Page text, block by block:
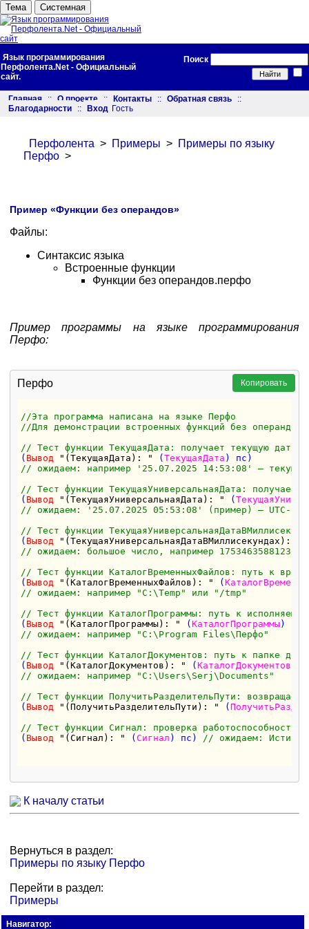
Тема Системная
Язык программирования
Перфолента.Net - Официальный
сайт.
Поиск
Главная :: О проекте :: Контакты :: Обратная связь
::
Благодарности
:: Вход Гость
Перфолента > Примеры > Примеры по языку
Перфо >
Пример «Функции без операндов»
Файлы:
Синтаксис языка
Встроенные функции
Функции без операндов.перфо
Пример программы на языке программирования
Перфо:
Перфо Копировать
//Эта программа написана на языке Перфо
//Для демонстрации встроенных функций без операндов
// Тест функции ТекущаяДата: получает текущую дату
( Вывод "(ТекущаяДата): " (ТекущаяДата
// ожидаем: например '25.07.2025 14:53:08' — текущая
// Тест функции ТекущаяУниверсальнаяДата: получает
( Вывод "(ТекущаяУниверсальнаяДата): " (
// ожидаем: '25.07.2025 05:53:08' (пример) — UTC-
// Тест функции
( Вывод "(ТекущаяУниверсальнаяДатаВМиллисекундах): "
// ожидаем: большое число, например 1753463588123
// Тест функции КаталогВременныхФайлов: путь к
( Вывод "(КаталогВременныхФайлов): " (
// ожидаем: например "C:\Temp" или "/tmp"
// Тест функции КаталогПрограммы: путь к
( Вывод "(КаталогПрограммы): " (КаталогПрограммы
// ожидаем: например "C:\Program Files\Перфо"
// Тест функции КаталогДокументов: путь к папке
( Вывод "(КаталогДокументов): " (КаталогДокументов
// ожидаем: например "C:\Users\Serj\Documents"
// Тест функции ПолучитьРазделительПути: возвращает
( Вывод "(ПолучитьРазделительПути): " (
// Тест функции Сигнал: проверка работоспособности
( Вывод "(Сигнал): " (Сигнал ) пс) // ожидаем: Истина
К началу статьи
Вернуться в раздел:
Примеры по языку Перфо
Перейти в раздел:
Примеры
Навигатор: